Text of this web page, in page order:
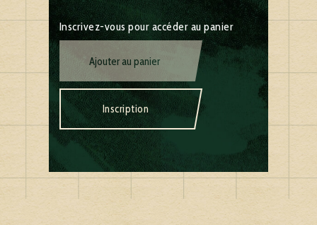
Inscrivez-vous pour accéder au panier
Ajouter au panier
Inscription